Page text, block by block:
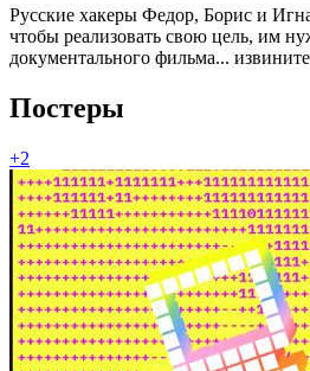
Русские хакеры Федор, Борис и
чтобы реализовать свою цель, им
документального фильма...
Постеры
+2